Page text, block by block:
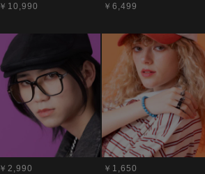
￥10,990 ￥6,499
￥2,990 ￥1,650